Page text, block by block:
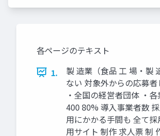
各ページのテキスト
1.
製 造業（食品 工 場・製
ない 対象外からの応募
・全国の経営者団体 ・
400 80% 導入事業者数
用にかかる手間も 全て
用サイト 制作 求人票 制